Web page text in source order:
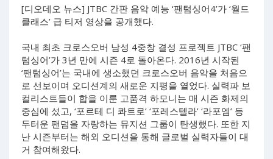
[디오데오 뉴스] JTBC 간판 음악 예능 ‘팬텀싱어4’가 ‘월드
클래스’ 급 티저 영상을 공개했다.
국내 최초 크로스오버 남성 4중창 결성 프로젝트 JTBC ‘팬
텀싱어’가 3년 만에 시즌 4로 돌아온다. 2016년 시작된
‘팬텀싱어’는 국내에 생소했던 크로스오버 음악을 처음으
로 선보이며 오디션계의 새로운 지평을 열었다. 실력파 보
컬리스트들이 합을 이룬 고품격 하모니는 매 시즌 화제의
중심에 섰고, ‘포르테 디 콰트로’ ‘포레스텔라’ ‘라포엠’ 등
두터운 팬덤을 자랑하는 뮤지션 그룹이 탄생했다. 또한 지
난 시즌부터는 해외 오디션을 통해 글로벌 실력자들이 대
거 참여해왔다.